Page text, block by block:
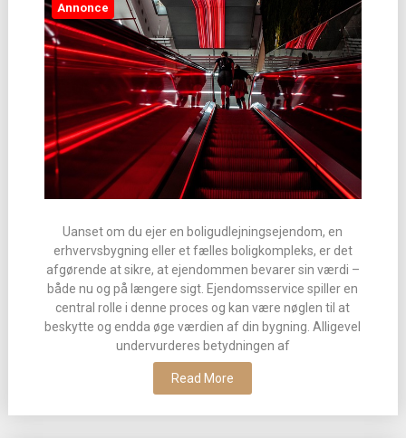
Annonce
Uanset om du ejer en boligudlejningsejendom, en
erhvervsbygning eller et fælles boligkompleks, er det
afgørende at sikre, at ejendommen bevarer sin værdi –
både nu og på længere sigt. Ejendomsservice spiller en
central rolle i denne proces og kan være nøglen til at
beskytte og endda øge værdien af din bygning. Alligevel
undervurderes betydningen af
Read More